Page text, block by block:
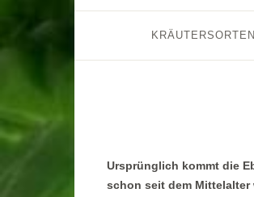
KRÄUTERSORTEN
Ursprünglich kommt die
schon seit dem